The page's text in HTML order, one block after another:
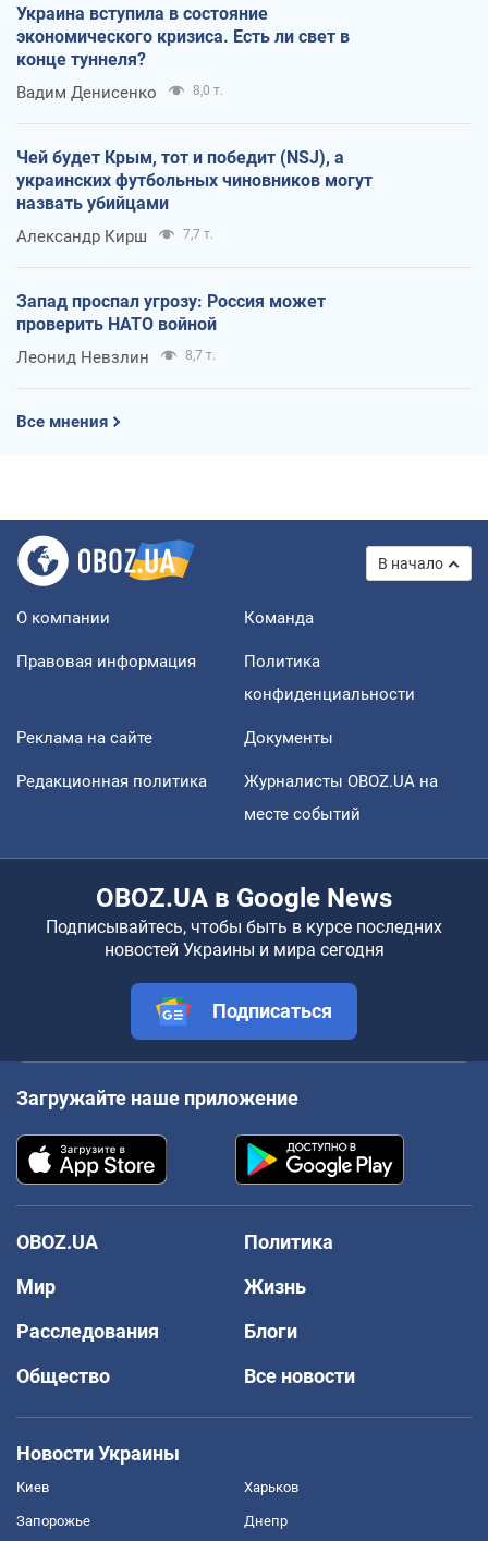
Украина вступила в состояние
экономического кризиса. Есть ли свет в
конце туннеля?
Вадим Денисенко 8,0 т.
Чей будет Крым, тот и победит (NSJ), а
украинских футбольных чиновников могут
назвать убийцами
Александр Кирш 7,7 т.
Запад проспал угрозу: Россия может
проверить НАТО войной
Леонид Невзлин 8,7 т.
Все мнения
В начало
О компании Команда
Правовая информация
Политика
конфиденциальности
Реклама на сайте Документы
Редакционная политика
Журналисты OBOZ.UA на
месте событий
OBOZ.UA в Google News
Подписывайтесь, чтобы быть в курсе последних
новостей Украины и мира сегодня
Подписаться
Загружайте наше приложение
OBOZ.UA
Политика
Мир
Жизнь
Расследования
Блоги
Общество
Все новости
Новости Украины
Киев Харьков
Запорожье Днепр